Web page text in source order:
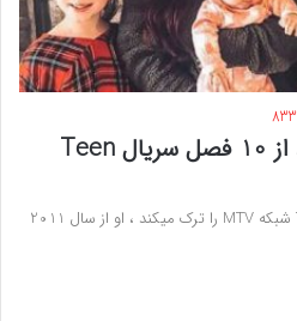
833
Chelsea Houska، بعد از 10 فصل سریال Teen
چلسی هوسکا سریال Teen Mom 2 شبکه MTV را ترک میکند ، او از سال 2011